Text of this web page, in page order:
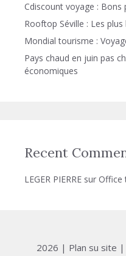
Cdiscount voyage :
Rooftop Séville : Les
Mondial tourisme :
Pays chaud en juin pas
économiques
Recent
LEGER PIERRE sur Office
2026 | Plan su site |